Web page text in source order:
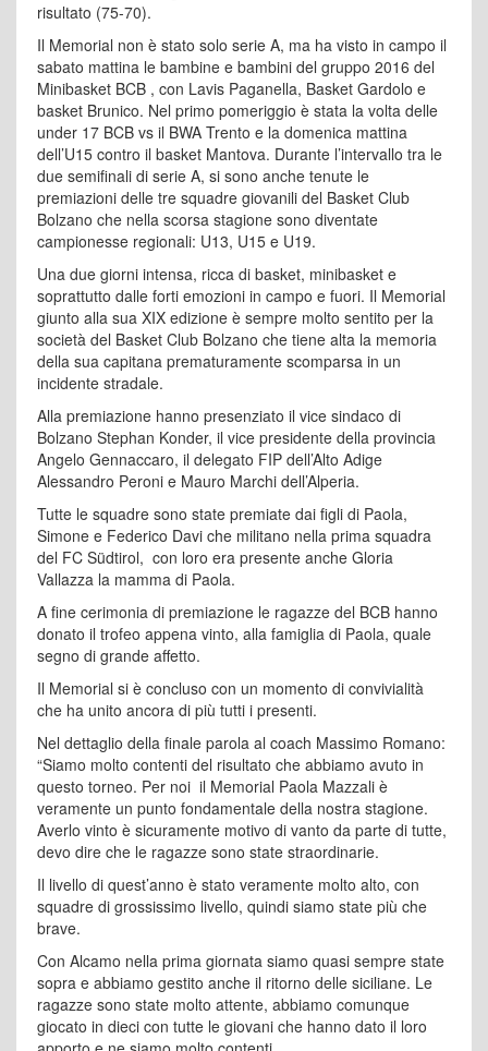
risultato (75-70).
Il Memorial non è stato solo serie A, ma ha visto in campo il
sabato mattina le bambine e bambini del gruppo 2016 del
Minibasket BCB , con Lavis Paganella, Basket Gardolo e
basket Brunico. Nel primo pomeriggio è stata la volta delle
under 17 BCB vs il BWA Trento e la domenica mattina
dell’U15 contro il basket Mantova. Durante l’intervallo tra le
due semifinali di serie A, si sono anche tenute le
premiazioni delle tre squadre giovanili del Basket Club
Bolzano che nella scorsa stagione sono diventate
campionesse regionali: U13, U15 e U19.
Una due giorni intensa, ricca di basket, minibasket e
soprattutto dalle forti emozioni in campo e fuori. Il Memorial
giunto alla sua XIX edizione è sempre molto sentito per la
società del Basket Club Bolzano che tiene alta la memoria
della sua capitana prematuramente scomparsa in un
incidente stradale.
Alla premiazione hanno presenziato il vice sindaco di
Bolzano Stephan Konder, il vice presidente della provincia
Angelo Gennaccaro, il delegato FIP dell’Alto Adige
Alessandro Peroni e Mauro Marchi dell’Alperia.
Tutte le squadre sono state premiate dai figli di Paola,
Simone e Federico Davi che militano nella prima squadra
del FC Südtirol, con loro era presente anche Gloria
Vallazza la mamma di Paola.
A fine cerimonia di premiazione le ragazze del BCB hanno
donato il trofeo appena vinto, alla famiglia di Paola, quale
segno di grande affetto.
Il Memorial si è concluso con un momento di convivialità
che ha unito ancora di più tutti i presenti.
Nel dettaglio della finale parola al coach Massimo Romano:
“Siamo molto contenti del risultato che abbiamo avuto in
questo torneo. Per noi il Memorial Paola Mazzali è
veramente un punto fondamentale della nostra stagione.
Averlo vinto è sicuramente motivo di vanto da parte di tutte,
devo dire che le ragazze sono state straordinarie.
Il livello di quest’anno è stato veramente molto alto, con
squadre di grossissimo livello, quindi siamo state più che
brave.
Con Alcamo nella prima giornata siamo quasi sempre state
sopra e abbiamo gestito anche il ritorno delle siciliane. Le
ragazze sono state molto attente, abbiamo comunque
giocato in dieci con tutte le giovani che hanno dato il loro